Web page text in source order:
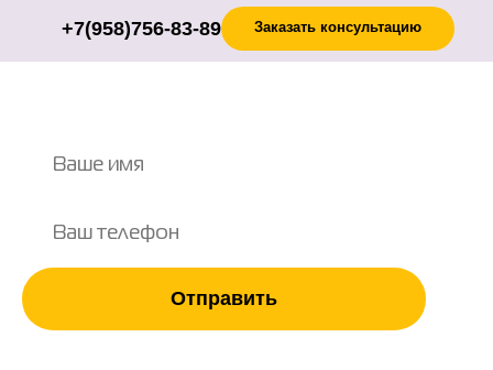
+7(958)756-83-89 Заказать консультацию
Отправить